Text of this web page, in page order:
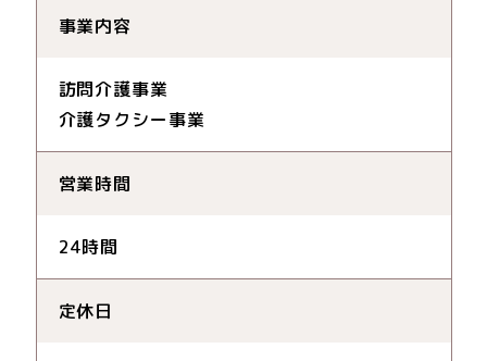
事業内容
訪問介護事業
介護タクシー事業
営業時間
24時間
定休日